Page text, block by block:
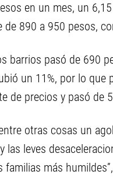
en un mes, un
890 a 950 pesos,
barrios pasó de 690
un 11%, por lo
de precios y pasó de
otras cosas un
las leves
más humildes”,